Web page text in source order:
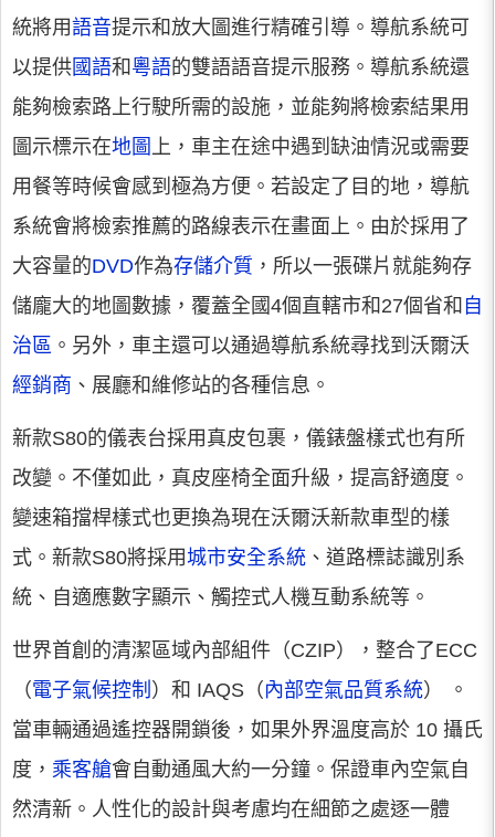
統將用語音提示和放大圖進行精確引導。導航系統可
以提供國語和 粵語的雙語語音提示服務。導航系統還
能夠檢索路上行駛所需的設施，並能夠將檢索結果用
圖示標示在地圖 上，車主在途中遇到缺油情況或需要
用餐等時候會感到極為方便。若設定了目的地，導航
系統會將檢索推薦的路線表示在畫面上。由於採用了
大容量的DVD作為存儲介質 ，所以一張碟片就能夠存
儲龐大的地圖數據，覆蓋全國4個直轄市和27個省和 自
治區 。另外，車主還可以通過導航系統尋找到沃爾沃
經銷商 、展廳和維修站的各種信息。
新款S80的儀表台採用真皮包裹，儀錶盤樣式也有所
改變。不僅如此，真皮座椅全面升級，提高舒適度。
變速箱擋桿樣式也更換為現在沃爾沃新款車型的樣
式。新款S80將採用城市安全系統 、道路標誌識別系
統、自適應數字顯示、觸控式人機互動系統等。
世界首創的清潔區域內部組件（CZIP），整合了ECC
（電子氣候控制 ）和 IAQS（ 內部空氣品質系統） 。
當車輛通過遙控器開鎖後，如果外界溫度高於 10 攝氏
度， 乘客艙會自動通風大約一分鐘。保證車內空氣自
然清新。人性化的設計與考慮均在細節之處逐一體